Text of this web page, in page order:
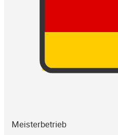
Meisterbetrieb